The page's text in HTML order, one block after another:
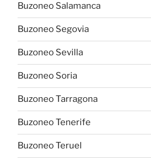
Buzoneo Salamanca
Buzoneo Segovia
Buzoneo Sevilla
Buzoneo Soria
Buzoneo Tarragona
Buzoneo Tenerife
Buzoneo Teruel